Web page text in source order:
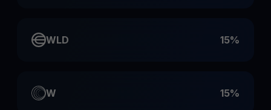
WLD 15%
W 15%